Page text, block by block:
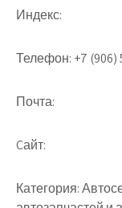
Индекс:
Телефон: +7 (906)
Почта:
Cайт:
Категория: